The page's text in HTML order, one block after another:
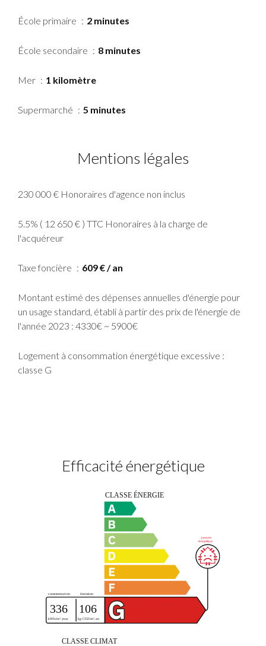
École primaire 2 minutes
École secondaire 8 minutes
Mer 1 kilomètre
Supermarché 5 minutes
Mentions légales
230 000 € Honoraires d'agence non inclus
5.5% ( 12 650 € ) TTC Honoraires à la charge de
l'acquéreur
Taxe foncière 609 € / an
Montant estimé des dépenses annuelles d'énergie pour
un usage standard, établi à partir des prix de l'énergie de
l'année 2023 : 4330€ ~ 5900€
Logement à consommation énergétique excessive :
classe G
Efficacité énergétique